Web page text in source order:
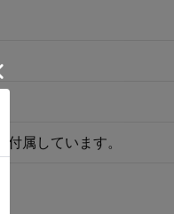
属しています。